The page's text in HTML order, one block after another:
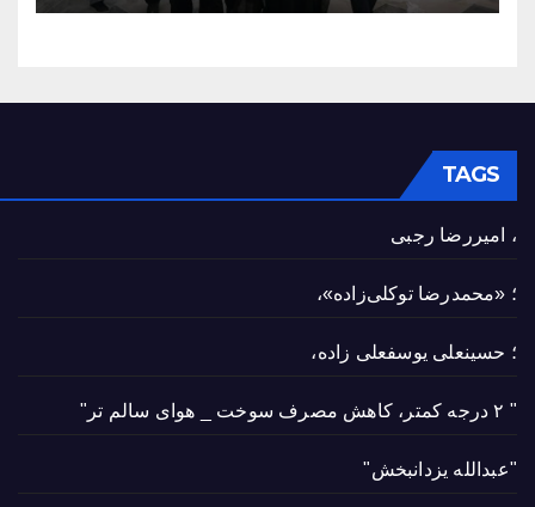
TAGS
، امیررضا رجبی
؛ «محمدرضا توکلی‌زاده»،
؛ حسینعلی یوسفعلی زاده،
" ۲ درجه کمتر، کاهش مصرف سوخت _ هوای سالم تر"
"عبدالله یزدانبخش"